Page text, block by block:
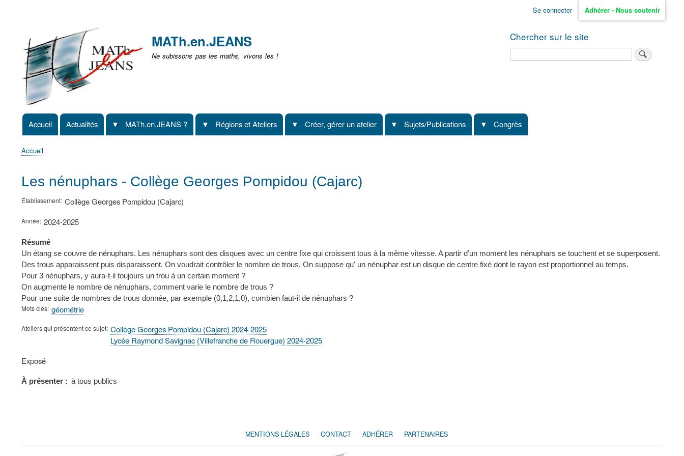
non
identifié
Se connecter Adhérer - Nous soutenir
MATh.en.JEANS
Ne subissons pas les maths, vivons les !
Chercher sur le site
Navigation
principale
Accueil Actualités MATh.en.JEANS ? Régions et Ateliers Créer, gérer un atelier Sujets/Publications Congrès
d'Ariane
Accueil
Les nénuphars - Collège Georges Pompidou (Cajarc)
Établissement Collège Georges Pompidou (Cajarc)
Année 2024-2025
Résumé
Un étang se couvre de nénuphars. Les nénuphars sont des disques avec un centre fixe qui croissent tous à la même vitesse. A partir d’un moment les nénuphars se touchent et se superposent.
Des trous apparaissent puis disparaissent. On voudrait contrôler le nombre de trous. On suppose qu' un nénuphar est un disque de centre fixé dont le rayon est proportionnel au temps.
Pour 3 nénuphars, y aura-t-il toujours un trou à un certain moment ?
On augmente le nombre de nénuphars, comment varie le nombre de trous ?
Pour une suite de nombres de trous donnée, par exemple (0,1,2,1,0), combien faut-il de nénuphars ?
Mots clés géométrie
Ateliers qui présentent ce sujet Collège Georges Pompidou (Cajarc) 2024-2025
Lycée Raymond Savignac (Villefranche de Rouergue) 2024-2025
Type
présentation
Exposé
À présenter à tous publics
FOOTER
MENTIONS LÉGALES CONTACT ADHÉRER PARTENAIRES